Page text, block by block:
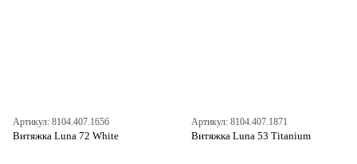
Артикул: 8104.407.1656
Витяжка Luna 72 White
Артикул: 8104.407.1871
Витяжка Luna 53 Titanium